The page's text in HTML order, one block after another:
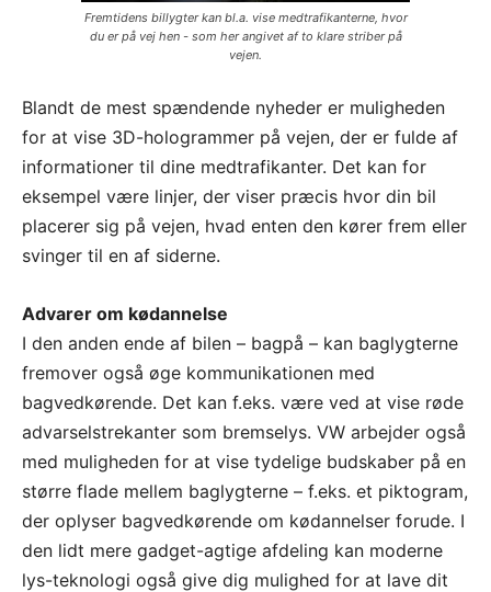
Fremtidens billygter kan bl.a. vise medtrafikanterne, hvor
du er på vej hen - som her angivet af to klare striber på
vejen.
Blandt de mest spændende nyheder er muligheden
for at vise 3D-hologrammer på vejen, der er fulde af
informationer til dine medtrafikanter. Det kan for
eksempel være linjer, der viser præcis hvor din bil
placerer sig på vejen, hvad enten den kører frem eller
svinger til en af siderne.
Advarer om kødannelse
I den anden ende af bilen – bagpå – kan baglygterne
fremover også øge kommunikationen med
bagvedkørende. Det kan f.eks. være ved at vise røde
advarselstrekanter som bremselys. VW arbejder også
med muligheden for at vise tydelige budskaber på en
større flade mellem baglygterne – f.eks. et piktogram,
der oplyser bagvedkørende om kødannelser forude. I
den lidt mere gadget-agtige afdeling kan moderne
lys-teknologi også give dig mulighed for at lave dit